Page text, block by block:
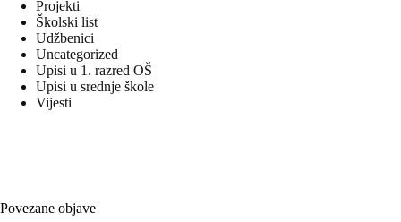
Projekti
Školski list
Udžbenici
Uncategorized
Upisi u 1. razred OŠ
Upisi u srednje škole
Vijesti
Povezane objave